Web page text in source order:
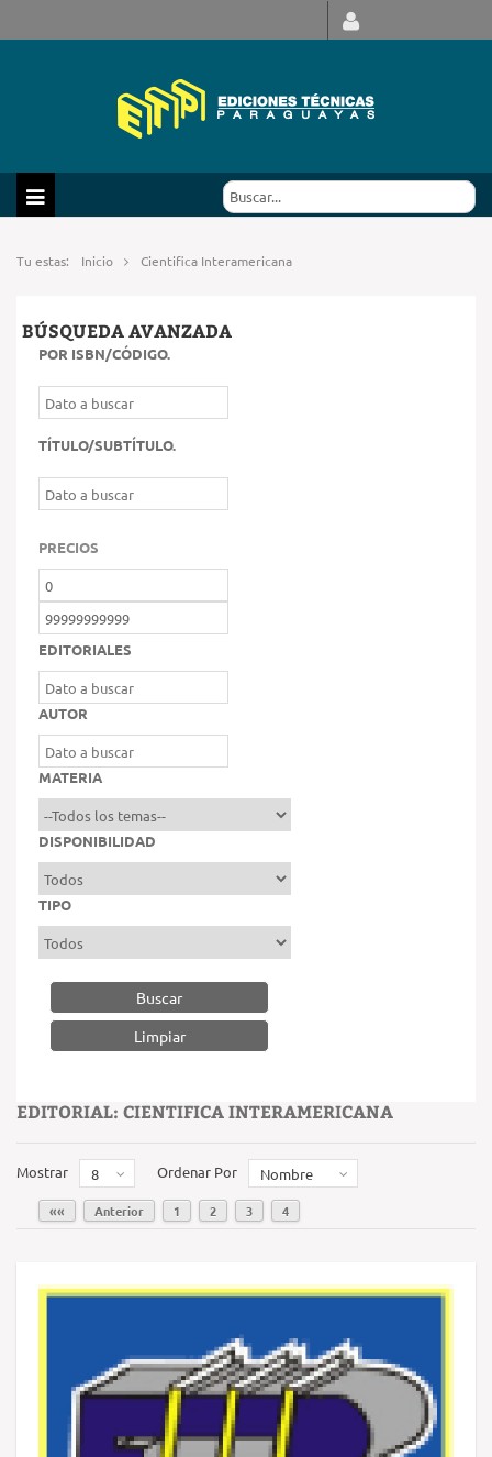
Tu estas: Inicio Cientifica Interamericana
BÚSQUEDA AVANZADA
POR ISBN/CÓDIGO.
TÍTULO/SUBTÍTULO.
PRECIOS
EDITORIALES
AUTOR
MATERIA
DISPONIBILIDAD
TIPO
Buscar
EDITORIAL: CIENTIFICA INTERAMERICANA
Mostrar 8 Ordenar Por Nombre
«« Anterior 1 2 3 4